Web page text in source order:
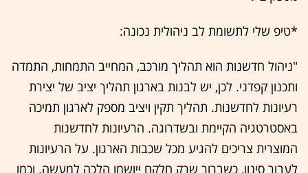
*טיפ שלי לתשומת לב ניהולית נכונה:
"ניהול חדשנות הוא תהליך מורכב, המחייב התמחות, התמדה
ותכנון קפדני. לכן, יש לבנות בארגון תהליך יציב של יצירת
רעיונות לחדשנות. תהליך תקין ויציב מספק לארגון תמיכה
באסטרטגיה הקיימת ובשדרוגה. הרעיונות לחדשנות
המוצרית צריכים להגיע מכל שכבות הארגון. על הרעיונות
לעבור סינון, כשברור שרק חלקם ייושמו הלכה למעשה. וכמו